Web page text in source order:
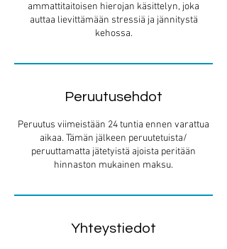
ammattitaitoisen hierojan käsittelyn, joka
auttaa lievittämään stressiä ja jännitystä
kehossa.
Peruutusehdot
Peruutus viimeistään 24 tuntia ennen varattua
aikaa. Tämän jälkeen peruutetuista/
peruuttamatta jätetyistä ajoista peritään
hinnaston mukainen maksu.
Yhteystiedot